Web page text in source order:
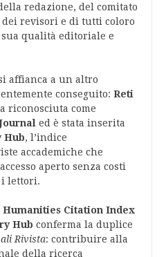
redazione, del comitato
revisori e di tutti coloro
qualità editoriale e
affianca a un altro
conseguito: Reti
riconosciuta come
ed è stata inserita
Hub, l’indice
accademiche che
aperto senza costi
i lettori.
Humanities Citation Index
Hub conferma la duplice
Rivista: contribuire alla
della ricerca